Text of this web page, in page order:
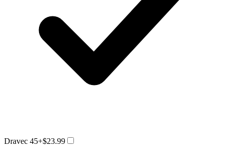
Dravec 45+$23.99